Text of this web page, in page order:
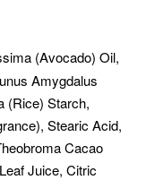
(Avocado) Oil,
Amygdalus
(Rice) Starch,
Stearic Acid,
Cacao
Juice, Citric